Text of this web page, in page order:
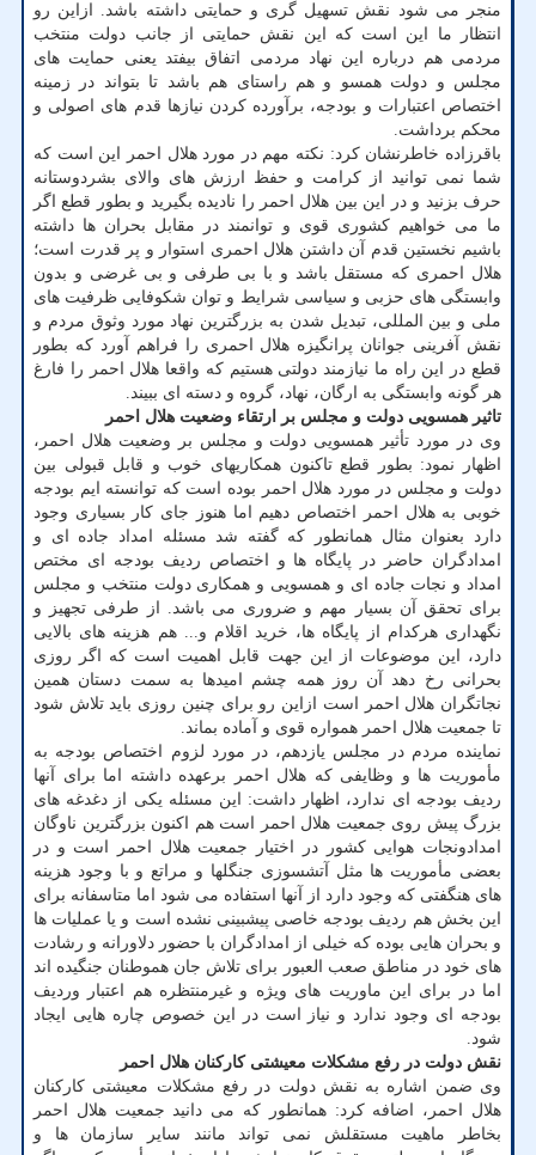
منجر می شود نقش تسهیل گری و حمایتی داشته باشد. ازاین رو
انتظار ما این است که این نقش حمایتی از جانب دولت منتخب
مردمی هم درباره این نهاد مردمی اتفاق بیفتد یعنی حمایت های
مجلس و دولت همسو و هم راستای هم باشد تا بتواند در زمینه
اختصاص اعتبارات و بودجه، برآورده کردن نیازها قدم های اصولی و
محکم برداشت.
باقرزاده خاطرنشان کرد: نکته مهم در مورد هلال احمر این است که
شما نمی توانید از کرامت و حفظ ارزش های والای بشردوستانه
حرف بزنید و در این بین هلال احمر را نادیده بگیرید و بطور قطع اگر
ما می خواهیم کشوری قوی و توانمند در مقابل بحران ها داشته
باشیم نخستین قدم آن داشتن هلال احمری استوار و پر قدرت است؛
هلال احمری که مستقل باشد و با بی طرفی و بی غرضی و بدون
وابستگی های حزبی و سیاسی شرایط و توان شکوفایی ظرفیت های
ملی و بین المللی، تبدیل شدن به بزرگترین نهاد مورد وثوق مردم و
نقش آفرینی جوانان پرانگیزه هلال احمری را فراهم آورد که بطور
قطع در این راه ما نیازمند دولتی هستیم که واقعا هلال احمر را فارغ
هر گونه وابستگی به ارگان، نهاد، گروه و دسته ای ببیند.
تاثیر همسویی دولت و مجلس بر ارتقاء وضعیت هلال احمر
وی در مورد تأثیر همسویی دولت و مجلس بر وضعیت هلال احمر،
اظهار نمود: بطور قطع تاکنون همکاریهای خوب و قابل قبولی بین
دولت و مجلس در مورد هلال احمر بوده است که توانسته ایم بودجه
خوبی به هلال احمر اختصاص دهیم اما هنوز جای کار بسیاری وجود
دارد بعنوان مثال همانطور که گفته شد مسئله امداد جاده ای و
امدادگران حاضر در پایگاه ها و اختصاص ردیف بودجه ای مختص
امداد و نجات جاده ای و همسویی و همکاری دولت منتخب و مجلس
برای تحقق آن بسیار مهم و ضروری می باشد. از طرفی تجهیز و
نگهداری هرکدام از پایگاه ها، خرید اقلام و... هم هزینه های بالایی
دارد، این موضوعات از این جهت قابل اهمیت است که اگر روزی
بحرانی رخ دهد آن روز همه چشم امیدها به سمت دستان همین
نجاتگران هلال احمر است ازاین رو برای چنین روزی باید تلاش شود
تا جمعیت هلال احمر همواره قوی و آماده بماند.
نماینده مردم در مجلس یازدهم، در مورد لزوم اختصاص بودجه به
مأموریت ها و وظایفی که هلال احمر برعهده داشته اما برای آنها
ردیف بودجه ای ندارد، اظهار داشت: این مسئله یکی از دغدغه های
بزرگ پیش روی جمعیت هلال احمر است هم اکنون بزرگترین ناوگان
امدادونجات هوایی کشور در اختیار جمعیت هلال احمر است و در
بعضی مأموریت ها مثل آتشسوزی جنگلها و مراتع و با وجود هزینه
های هنگفتی که وجود دارد از آنها استفاده می شود اما متاسفانه برای
این بخش هم ردیف بودجه خاصی پیشبینی نشده است و یا عملیات ها
و بحران هایی بوده که خیلی از امدادگران با حضور دلاورانه و رشادت
های خود در مناطق صعب العبور برای تلاش جان هموطنان جنگیده اند
اما در برای این ماوریت های ویژه و غیرمنتظره هم اعتبار وردیف
بودجه ای وجود ندارد و نیاز است در این خصوص چاره هایی ایجاد
شود.
نقش دولت در رفع مشکلات معیشتی کارکنان هلال احمر
وی ضمن اشاره به نقش دولت در رفع مشکلات معیشتی کارکنان
هلال احمر، اضافه کرد: همانطور که می دانید جمعیت هلال احمر
بخاطر ماهیت مستقلش نمی تواند مانند سایر سازمان ها و